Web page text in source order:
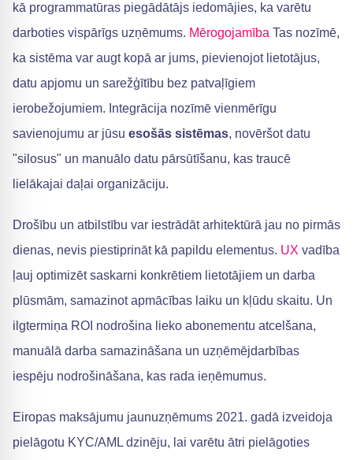
kā programmatūras piegādātājs iedomājies, ka varētu
darboties vispārīgs uzņēmums. Mērogojamība Tas nozīmē,
ka sistēma var augt kopā ar jums, pievienojot lietotājus,
datu apjomu un sarežģītību bez patvaļīgiem
ierobežojumiem. Integrācija nozīmē vienmērīgu
savienojumu ar jūsu esošās sistēmas, novēršot datu
"silosus" un manuālo datu pārsūtīšanu, kas traucē
lielākajai daļai organizāciju.
Drošību un atbilstību var iestrādāt arhitektūrā jau no pirmās
dienas, nevis piestiprināt kā papildu elementus. UX vadība
ļauj optimizēt saskarni konkrētiem lietotājiem un darba
plūsmām, samazinot apmācības laiku un kļūdu skaitu. Un
ilgtermiņa ROI nodrošina lieko abonementu atcelšana,
manuālā darba samazināšana un uzņēmējdarbības
iespēju nodrošināšana, kas rada ieņēmumus.
Eiropas maksājumu jaunuzņēmums 2021. gadā izveidoja
pielāgotu KYC/AML dzinēju, lai varētu ātri pielāgoties